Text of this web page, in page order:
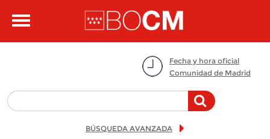
Toggle
Fecha y hora oficial
Comunidad de Madrid
BÚSQUEDA AVANZADA